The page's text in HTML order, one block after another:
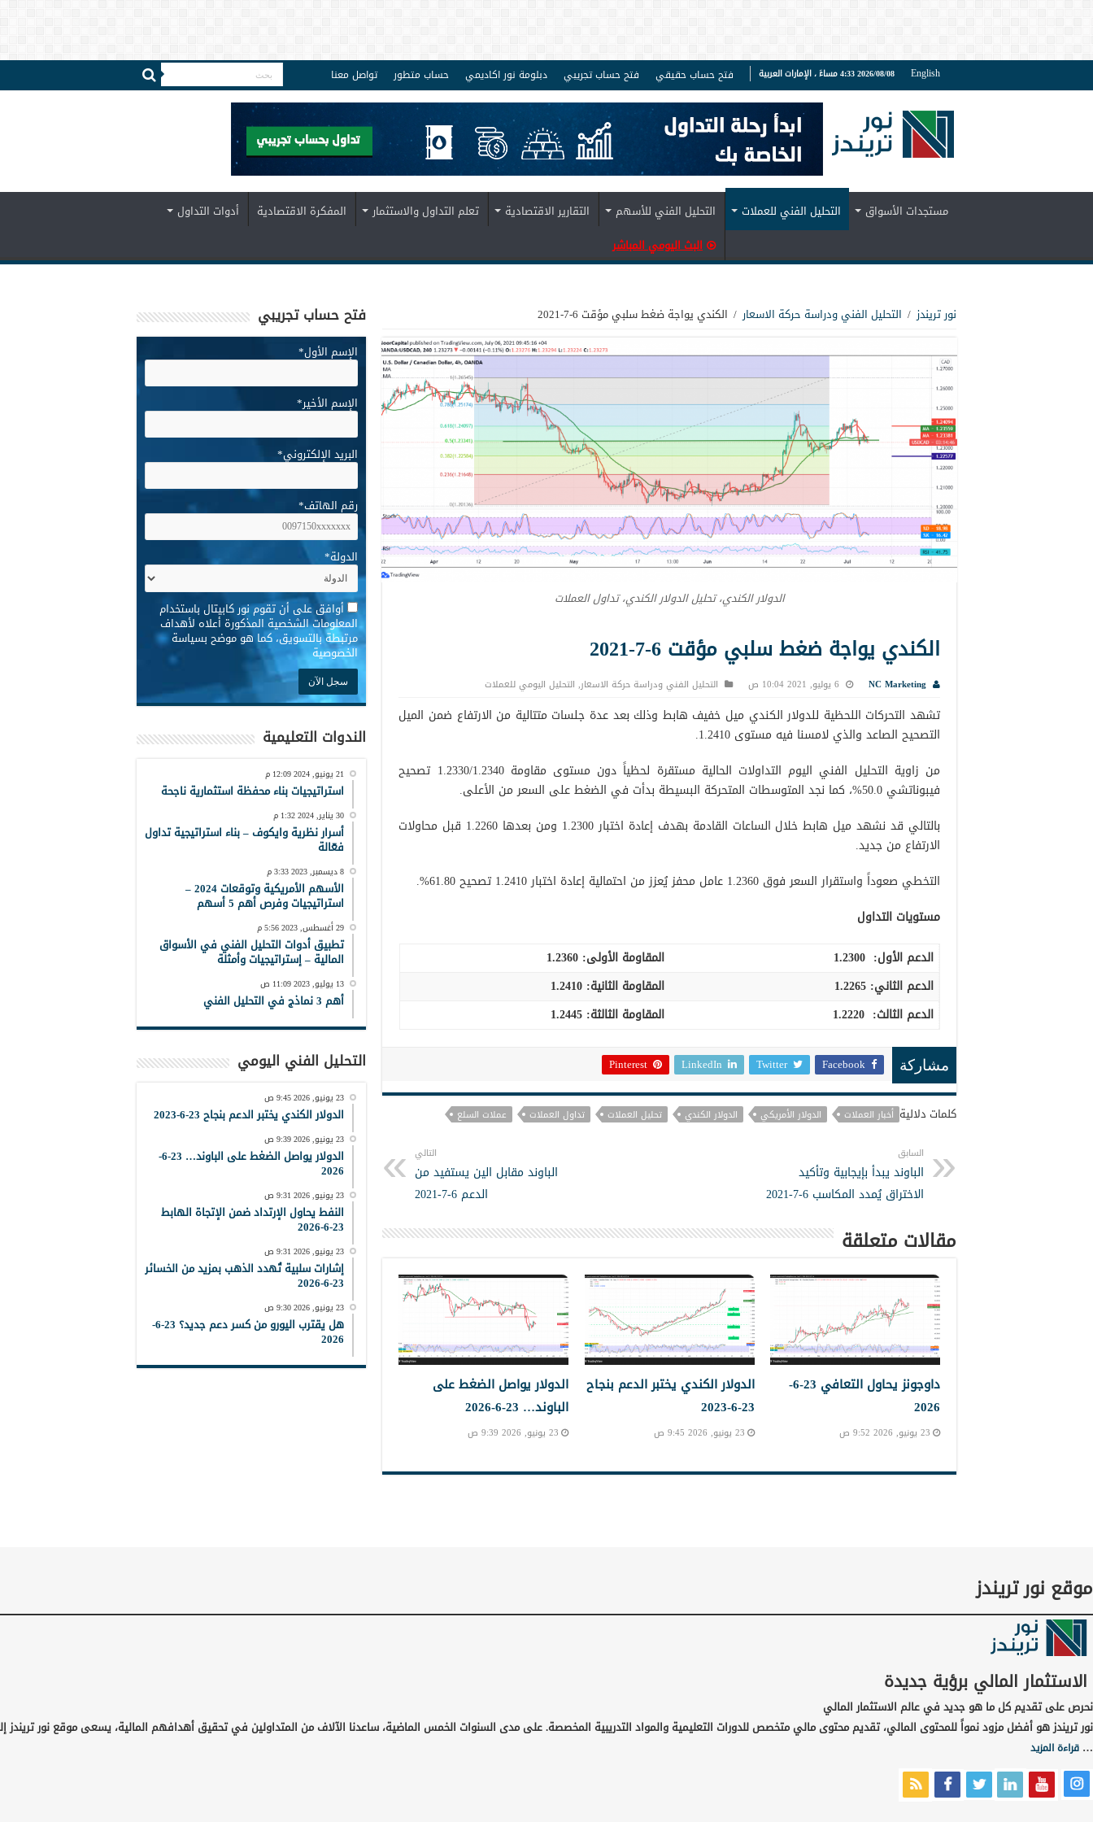
English 2026/08/08 4:33 مساءً ، الإمارات العربية فتح حساب حقيقي فتح حساب تجريبي دبلومة نور اكاديمي حساب متطور تواصل معنا
مستجدات الأسواق التحليل الفني للعملات التحليل الفني للأسهم التقارير الاقتصادية تعلم التداول والاستثمار المفكرة الاقتصادية
أدوات التداول
البث اليومي المباشر
نور تريندز / التحليل الفني ودراسة حركة الاسعار / الكندي يواجة ضغط سلبي مؤقت 6-7-2021
الدولار الكندي، تحليل الدولار الكندي، تداول العملات
الكندي يواجة ضغط سلبي مؤقت 6-7-2021
NC Marketing 6 يوليو, 2021 10:04 ص التحليل الفني ودراسة حركة الاسعار, التحليل اليومي للعملات
تشهد التحركات اللحظية للدولار الكندي ميل خفيف هابط وذلك بعد عدة جلسات متتالية من الارتفاع ضمن الميل
التصحيح الصاعد والذي لامسنا فيه مستوى 1.2410.
من زاوية التحليل الفني اليوم التداولات الحالية مستقرة لحظياً دون مستوى مقاومة 1.2330/1.2340 تصحيح
فيبوناتشي 50.0%، كما نجد المتوسطات المتحركة البسيطة بدأت في الضغط على السعر من الأعلى.
بالتالي قد نشهد ميل هابط خلال الساعات القادمة بهدف إعادة اختبار 1.2300 ومن بعدها 1.2260 قبل محاولات
الارتفاع من جديد.
التخطي صعوداً واستقرار السعر فوق 1.2360 عامل محفز يُعزز من احتمالية إعادة اختبار 1.2410 تصحيح 61.80%.
مستويات التداول
الدعم الأول: 1.2300 المقاومة الأولى: 1.2360
الدعم الثاني: 1.2265 المقاومة الثانية: 1.2410
الدعم الثالث: المقاومة الثالثة: 1.2445
مشاركة Facebook
Twitter
LinkedIn
Pinterest
كلمات دلالية أخبار العملات الدولار الأمريكي الدولار الكندي تحليل العملات تداول العملات عملات السلع
السابق
الباوند يبدأ بإيجابية وتأكيد
الاختراق يُمدد المكاسب 6-7-2021
التالي
الباوند مقابل الين يستفيد من
الدعم 6-7-2021
مقالات متعلقة
داوجونز يحاول التعافي 23-6-
2026
23 يونيو, 2026 9:52 ص
الدولار الكندي يختبر الدعم بنجاح
23-6-2023
23 يونيو, 2026 9:45 ص
الدولار يواصل الضغط على
الباوند… 23-6-2026
23 يونيو, 2026 9:39 ص
فتح حساب تجريبي
الإسم الأول*
الإسم الأخير*
البريد الإلكتروني*
رقم الهاتف*
الدولة*
* أوافق على أن تقوم نور كابيتال باستخدام
المعلومات الشخصية المذكورة أعلاه لأهداف
مرتبطة بالتسويق، كما هو موضح بسياسة
الخصوصية
الندوات التعليمية
21 يونيو, 2024 12:09 م
استراتيجيات بناء محفظة استثمارية ناجحة
30 يناير, 2024 1:32 م
أسرار نظرية وايكوف – بناء استراتيجية تداول
فعّالة
8 ديسمبر, 2023 3:33 م
الأسهم الأمريكية وتوقعات 2024 –
استراتيجيات وفرص أهم 5 أسهم
29 أغسطس, 2023 5:56 م
تطبيق أدوات التحليل الفني في الأسواق
المالية – إستراتيجيات وأمثلة
13 يوليو, 2023 11:09 ص
أهم 3 نماذج في التحليل الفني
التحليل الفني اليومي
23 يونيو, 2026 9:45 ص
الدولار الكندي يختبر الدعم بنجاح 23-6-2023
23 يونيو, 2026 9:39 ص
الدولار يواصل الضغط على الباوند… 23-6-
2026
23 يونيو, 2026 9:31 ص
النفط يحاول الإرتداد ضمن الإتجاة الهابط
23-6-2026
23 يونيو, 2026 9:31 ص
إشارات سلبية تُهدد الذهب بمزيد من الخسائر
23-6-2026
23 يونيو, 2026 9:30 ص
هل يقترب اليورو من كسر دعم جديد؟ 23-6-
2026
موقع نور تريندز
الاستثمار المالي برؤية جديدة
نحرص على تقديم كل ما هو جديد في عالم الاستثمار المالي
نور تريندز هو أفضل مزود نمواً للمحتوى المالي، تقديم محتوى مالي متخصص للدورات التعليمية والمواد التدريبية المخصصة. على مدى السنوات الخمس الماضية، ساعدنا الآلاف من المتداولين في تحقيق أهدافهم المالية، يسعى موقع نور تريندز
… قراءة المزيد